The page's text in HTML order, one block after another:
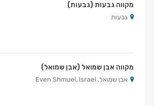
מקווה גבעות (גבעות)
גבעות
מקווה אבן שמואל (אבן שמואל)
אבן שמואל, Even Shmuel, Israel